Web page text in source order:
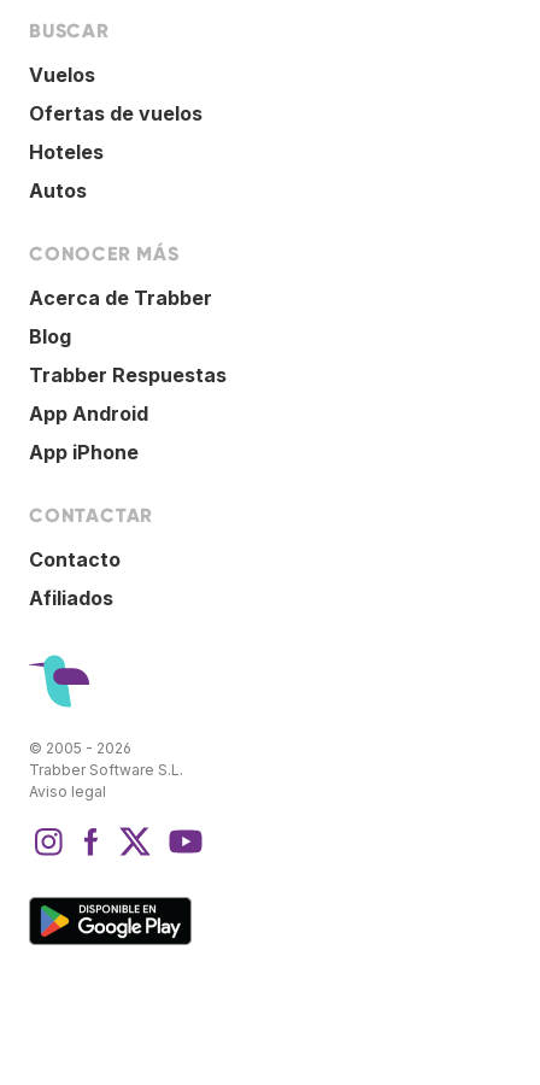
BUSCAR
Vuelos
Ofertas de vuelos
Hoteles
Autos
CONOCER MÁS
Acerca de Trabber
Blog
Trabber Respuestas
App Android
App iPhone
CONTACTAR
Contacto
Afiliados
© 2005 - 2026
Trabber Software S.L.
Aviso legal